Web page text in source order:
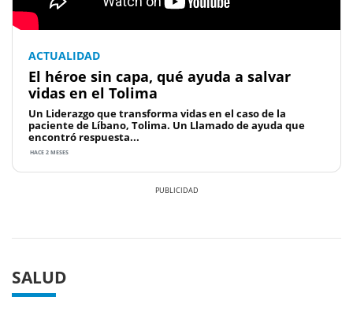
ACTUALIDAD
El héroe sin capa, qué ayuda a salvar
vidas en el Tolima
Un Liderazgo que transforma vidas en el caso de la
paciente de Líbano, Tolima. Un Llamado de ayuda que
encontró respuesta...
HACE 2 MESES
SALUD